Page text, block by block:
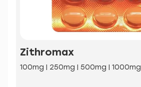
Zithromax
100mg | 250mg | 500mg | 1000mg